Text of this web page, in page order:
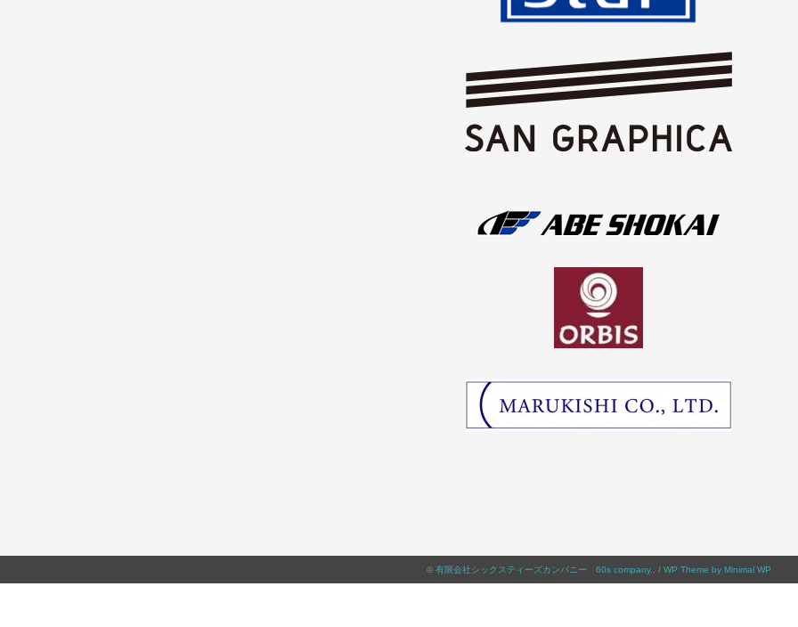
© 有限会社シックスティーズカンパニー 60s company. . / WP Theme by Minimal WP